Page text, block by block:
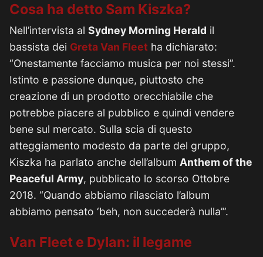
Cosa ha detto Sam Kiszka?
Nell’intervista al Sydney Morning Herald il
bassista dei Greta Van Fleet ha dichiarato:
“Onestamente facciamo musica per noi stessi”.
Istinto e passione dunque, piuttosto che
creazione di un prodotto orecchiabile che
potrebbe piacere al pubblico e quindi vendere
bene sul mercato. Sulla scia di questo
atteggiamento modesto da parte del gruppo,
Kiszka ha parlato anche dell’album Anthem of the
Peaceful Army, pubblicato lo scorso Ottobre
2018. “Quando abbiamo rilasciato l’album
abbiamo pensato ‘beh, non succederà nulla’”.
Van Fleet e Dylan: il legame